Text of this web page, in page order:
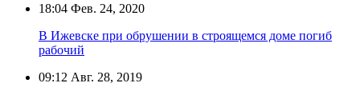
18:04 Фев. 24, 2020
В Ижевске при обрушении в строящемся доме погиб
рабочий
09:12 Авг. 28, 2019